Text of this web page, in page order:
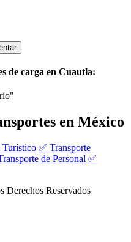
de carga en Cuautla:
en México
Turístico ✅ Transporte
de Personal ✅
Derechos Reservados